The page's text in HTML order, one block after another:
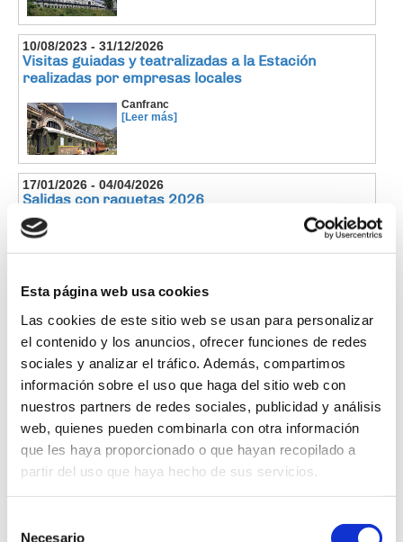
Esta página web usa cookies
Las cookies de este sitio web se usan para personalizar
el contenido y los anuncios, ofrecer funciones de redes
sociales y analizar el tráfico. Además, compartimos
información sobre el uso que haga del sitio web con
nuestros partners de redes sociales, publicidad y análisis
web, quienes pueden combinarla con otra información
que les haya proporcionado o que hayan recopilado a
partir del uso que haya hecho de sus servicios.
Necesario
10/08/2023 - 31/12/2026
Visitas guiadas y teatralizadas a la Estación
realizadas por empresas locales
Canfranc
[Leer más]
17/01/2026 - 04/04/2026
Salidas con raquetas 2026
[Leer más]
30/01/2026 - 23/03/2026
Taller de digitalización
Canfranc
[Leer más]
11/03/2026 - 30/04/2026
Concurso para la portada del programa de fiestas
2026